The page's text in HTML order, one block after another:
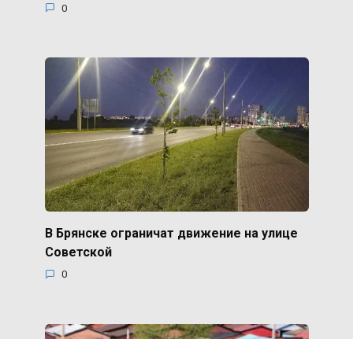
0
В Брянске ограничат движение на улице
Советской
0